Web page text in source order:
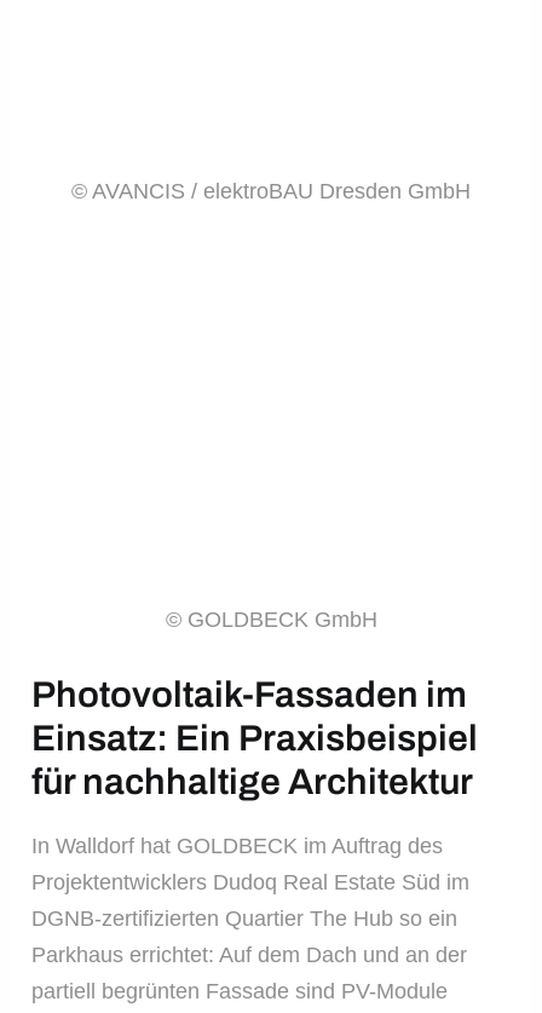
© AVANCIS / elektroBAU Dresden GmbH
© GOLDBECK GmbH
Photovoltaik-Fassaden im
Einsatz: Ein Praxisbeispiel
für nachhaltige Architektur
In Walldorf hat GOLDBECK im Auftrag des
Projektentwicklers Dudoq Real Estate Süd im
DGNB-zertifizierten Quartier The Hub so ein
Parkhaus errichtet: Auf dem Dach und an der
partiell begrünten Fassade sind PV-Module